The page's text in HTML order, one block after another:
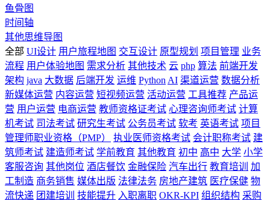
鱼骨图
时间轴
其他思维导图
全部 UI设计 用户旅程地图 交互设计 原型规划 项目管理 业务
流程 用户体验地图 需求分析 其他技术 云 php 算法 前端开发
架构 java 大数据 后端开发 运维 Python AI 渠道运营 数据分析
新媒体运营 内容运营 短视频运营 活动运营 工具推荐 产品运
营 用户运营 电商运营 教师资格证考试 心理咨询师考试 计算
机考试 司法考试 研究生考试 公务员考试 软考 英语考试 项目
管理师职业资格（PMP）
执业医师资格考试 会计职称考试 建
筑师考试 建造师考试 学前教育 其他教育 初中 高中 大学 小学
客服咨询 其他岗位 酒店餐饮 金融保险 汽车出行 教育培训
加
工制造 商务销售 媒体出版 法律法务 房地产建筑 医疗保健 物
流快递 团建培训 技能提升 入职离职 OKR-KPI 组织结构 采购